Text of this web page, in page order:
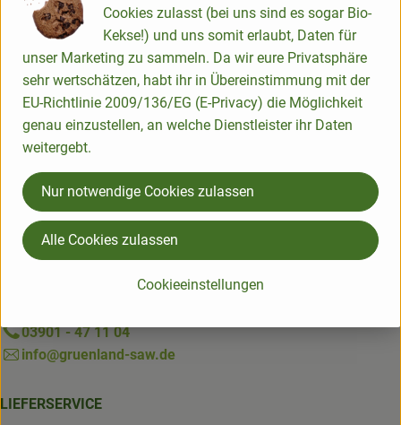
Produktinformationen
Herkunft
Hersteller: San Vicario
Italien
Du hast eine Frage? Wir helfen gerne:
03901 - 47 11 04
info@gruenland-saw.de
LIEFERSERVICE
Cookies zulasst (bei uns sind es sogar Bio-
Kekse!) und uns somit erlaubt, Daten für
unser Marketing zu sammeln. Da wir eure Privatsphäre
sehr wertschätzen, habt ihr in Übereinstimmung mit der
EU-Richtlinie 2009/136/EG (E-Privacy) die Möglichkeit
genau einzustellen, an welche Dienstleister ihr Daten
weitergebt.
Cookieeinstellungen
Nur notwendige Cookies zulassen
Alle Cookies zulassen